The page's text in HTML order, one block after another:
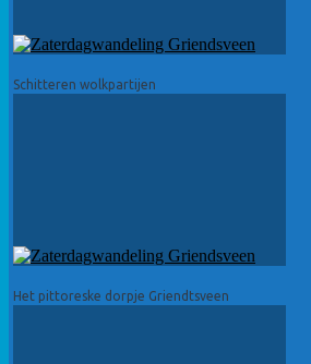
Schitteren wolkpartijen
Het pittoreske dorpje Griendtsveen